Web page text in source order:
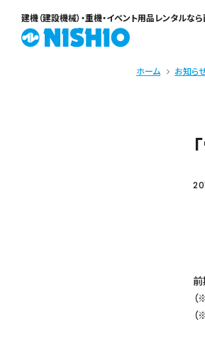
建機（建設機械）・重機・イベント用品レンタルな
ホーム お知ら
前